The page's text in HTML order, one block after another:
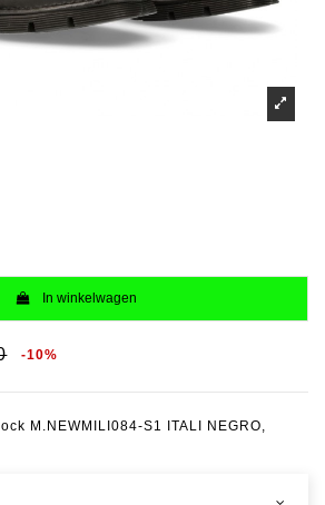
In winkelwagen
-10%
M.NEWMILI084-S1 ITALI NEGRO,